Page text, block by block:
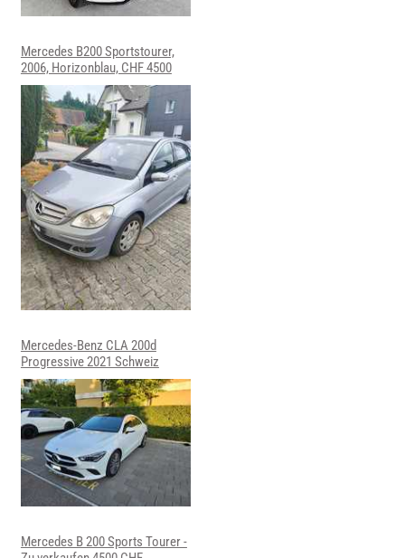
Mercedes B200 Sportstourer,
2006, Horizonblau, CHF 4500
Mercedes-Benz CLA 200d
Progressive 2021 Schweiz
Mercedes B 200 Sports Tourer -